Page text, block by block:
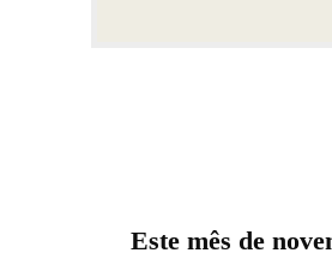
Este mês de